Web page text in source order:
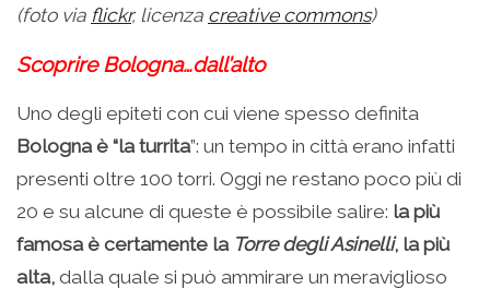
(foto via flickr, licenza creative commons)
Scoprire Bologna…dall’alto
Uno degli epiteti con cui viene spesso definita
Bologna è “la turrita”: un tempo in città erano infatti
presenti oltre 100 torri. Oggi ne restano poco più di
20 e su alcune di queste è possibile salire: la più
famosa è certamente la Torre degli Asinelli, la più
alta, dalla quale si può ammirare un meraviglioso